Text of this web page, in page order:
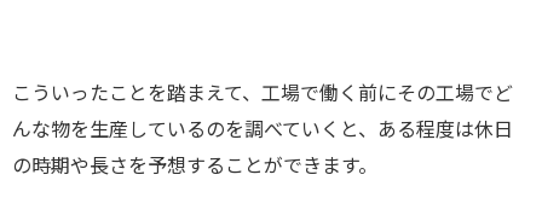
こういったことを踏まえて、工場で働く前にその工場でど
んな物を生産しているのを調べていくと、ある程度は休日
の時期や長さを予想することができます。